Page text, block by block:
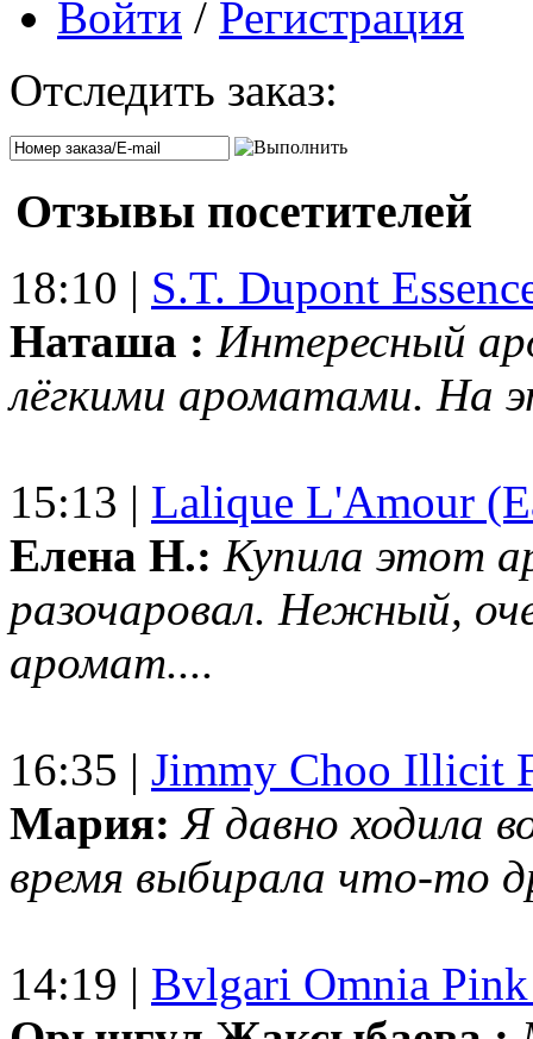
Войти / Регистрация
Отследить заказ:
Отзывы посетителей
18:10 | S.T. Dupont
Наташа : Интересный
лёгкими ароматами. На
15:13 | Lalique L'Amour
Елена Н.: Купила этот
разочаровал. Нежный,
аромат....
16:35 | Jimmy Choo Illicit
Мария: Я давно ходила
время выбирала что-то
14:19 | Bvlgari Omnia